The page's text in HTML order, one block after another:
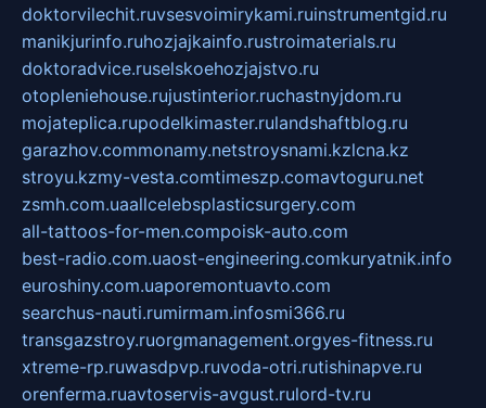
doktorvilechit.ruvsesvoimirykami.ruinstrumentgid.ru
manikjurinfo.ruhozjajkainfo.rustroimaterials.ru
doktoradvice.ruselskoehozjajstvo.ru
otopleniehouse.rujustinterior.ruchastnyjdom.ru
mojateplica.rupodelkimaster.rulandshaftblog.ru
garazhov.commonamy.netstroysnami.kzlcna.kz
stroyu.kzmy-vesta.comtimeszp.comavtoguru.net
zsmh.com.uaallcelebsplasticsurgery.com
all-tattoos-for-men.compoisk-auto.com
best-radio.com.uaost-engineering.comkuryatnik.info
euroshiny.com.uaporemontuavto.com
searchus-nauti.rumirmam.infosmi366.ru
transgazstroy.ruorgmanagement.orgyes-fitness.ru
xtreme-rp.ruwasdpvp.ruvoda-otri.rutishinapve.ru
orenferma.ruavtoservis-avgust.rulord-tv.ru